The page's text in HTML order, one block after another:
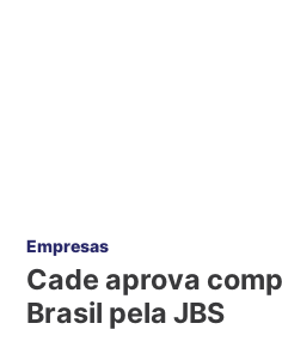
Empresas
Cade aprova
Brasil pela JBS